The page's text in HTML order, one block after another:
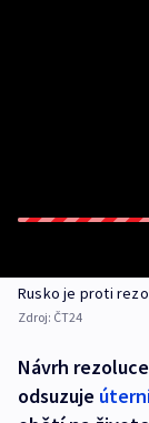
Rusko je proti
Zdroj: ČT24
Návrh
odsuzuje